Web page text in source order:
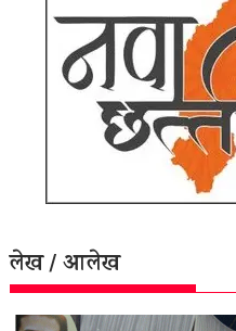
लेख / आलेख